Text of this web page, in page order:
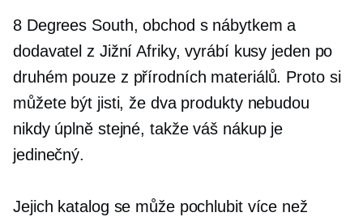
8 Degrees South, obchod s nábytkem a
dodavatel z Jižní Afriky, vyrábí kusy jeden po
druhém pouze z přírodních materiálů. Proto si
můžete být jisti, že dva produkty nebudou
nikdy úplně stejné, takže váš nákup je
jedinečný.
Jejich katalog se může pochlubit více než